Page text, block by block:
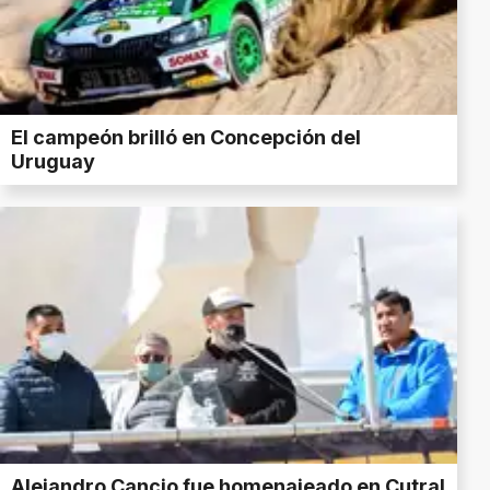
El campeón brilló en Concepción del
Uruguay